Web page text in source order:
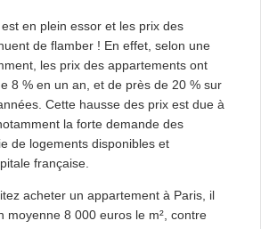
est en plein essor et les prix des
de flamber ! En effet, selon une
les prix des appartements ont
8 % en un an, et de près de 20 % sur
Cette hausse des prix est due à
la forte demande des
de logements disponibles et
française.
acheter un appartement à Paris, il
moyenne 8 000 euros le m², contre